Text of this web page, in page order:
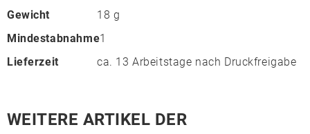
Gewicht
18 g
Mindestabnahme1
Lieferzeit
ca. 13 Arbeitstage nach Druckfreigabe
WEITERE ARTIKEL DER